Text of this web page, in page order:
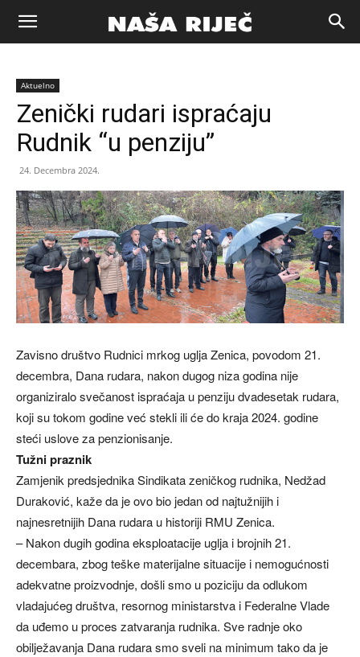
Naša
riječ
Aktuelno
Zenički rudari ispraćaju
Rudnik “u penziju”
24. Decembra 2024.
Zavisno društvo Rudnici mrkog uglja Zenica, povodom 21.
decembra, Dana rudara, nakon dugog niza godina nije
organiziralo svečanost ispraćaja u penziju dvadesetak rudara,
koji su tokom godine već stekli ili će do kraja 2024. godine
steći uslove za penzionisanje.
Tužni praznik
Zamjenik predsjednika Sindikata zeničkog rudnika, Nedžad
Duraković, kaže da je ovo bio jedan od najtužnijih i
najnesretnijih Dana rudara u historiji RMU Zenica.
– Nakon dugih godina eksploatacije uglja i brojnih 21.
decembara, zbog teške materijalne situacije i nemogućnosti
adekvatne proizvodnje, došli smo u poziciju da odlukom
vladajućeg društva, resornog ministarstva i Federalne Vlade
da uđemo u proces zatvaranja rudnika. Sve radnje oko
obilježavanja Dana rudara smo sveli na minimum tako da je